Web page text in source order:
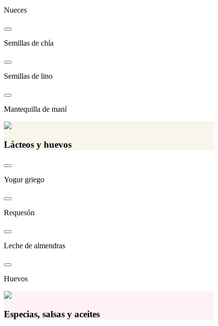
Nueces
Semillas de chía
Semillas de lino
Mantequilla de maní
Lácteos y huevos
Yogur griego
Requesón
Leche de almendras
Huevos
Especias, salsas y aceites